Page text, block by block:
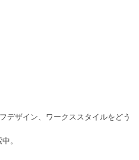
デザイン、ワークススタイルをどう
。